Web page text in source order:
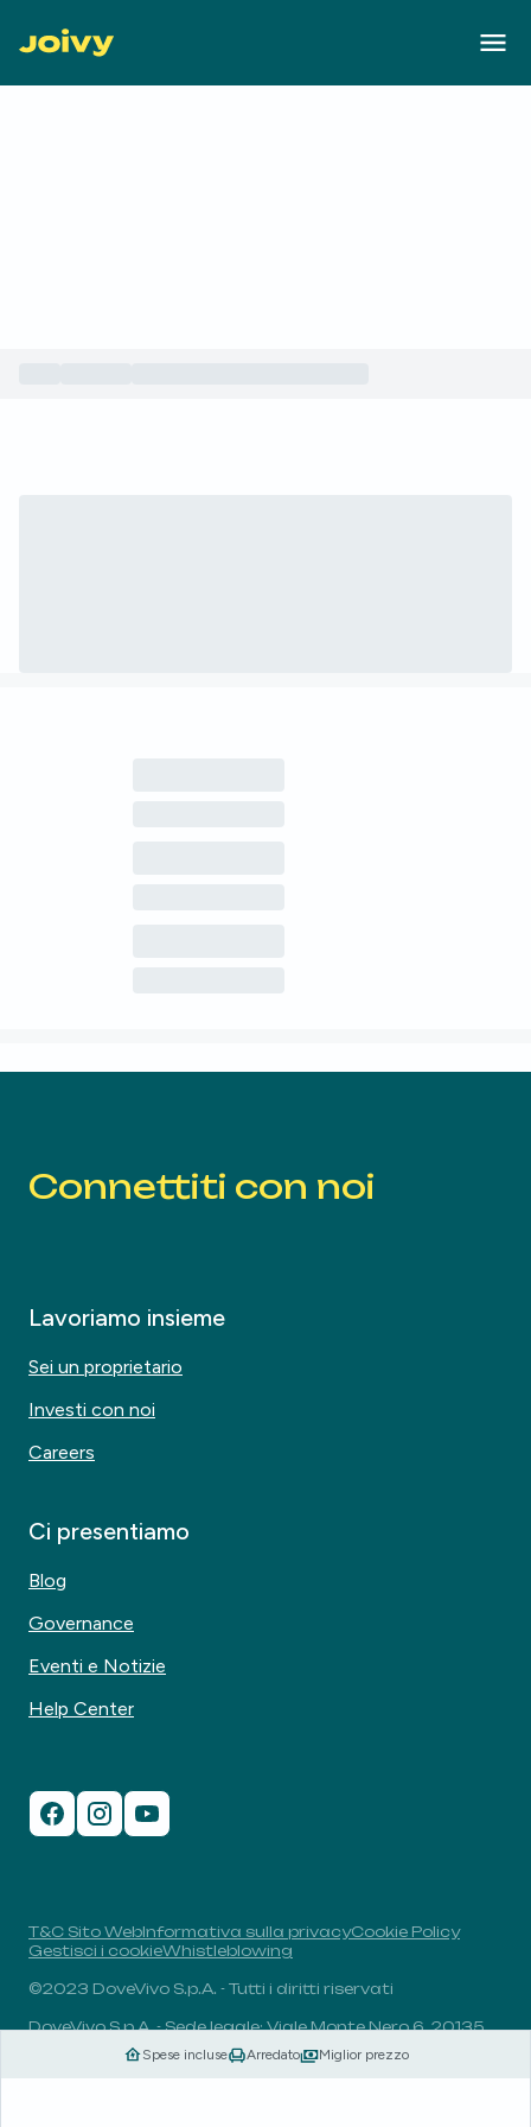
Spese incluse Arredato Miglior prezzo
Connettiti con noi
Lavoriamo insieme
Sei un proprietario
Investi con noi
Careers
Ci presentiamo
Blog
Governance
Eventi e Notizie
Help Center
T&C Sito WebInformativa sulla privacyCookie Policy
Gestisci i cookieWhistleblowing
©2023 DoveVivo S.p.A. - Tutti i diritti riservati
DoveVivo S.p.A. - Sede legale: Viale Monte Nero 6, 20135,
Milano, Italia - P.I.: 00406960732 - R.E.A.: MI-1838078 -
Capitale sociale: 1.829.649,81 euro i.v.